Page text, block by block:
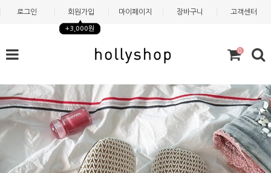
로그인 회원가입
+3,000원
마이페이지 장바구니 고객센터
0